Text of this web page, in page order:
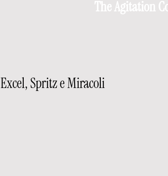
The Agitation
Excel, Spritz e Miracoli